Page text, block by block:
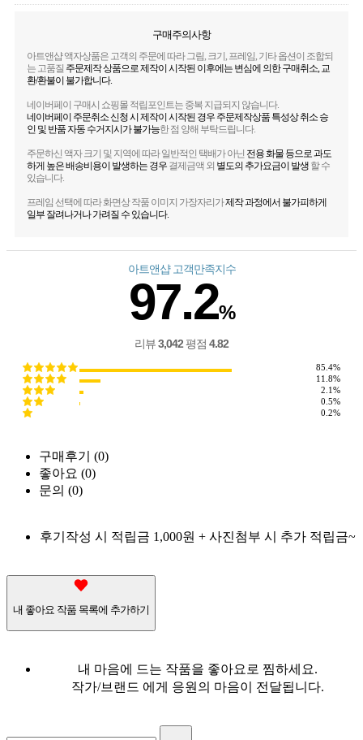
구매주의사항
아트앤샵 액자상품은 고객의 주문에 따라 그림, 크기, 프레임, 기타 옵션이 조합되
는 고품질 주문제작 상품으로 제작이 시작된 이후에는 변심에 의한 구매취소, 교
환/환불이 불가합니다.
네이버페이 구매시 쇼핑몰 적립포인트는 중복 지급되지 않습니다.
네이버페이 주문취소 신청 시 제작이 시작된 경우 주문제작상품 특성상 취소 승
인 및 반품 자동 수거지시가 불가능한 점 양해 부탁드립니다.
주문하신 액자 크기 및 지역에 따라 일반적인 택배가 아닌 전용 화물 등으로 과도
하게 높은 배송비용이 발생하는 경우 결제금액 외 별도의 추가요금이 발생 할 수
있습니다.
프레임 선택에 따라 화면상 작품 이미지 가장자리가제작 과정에서 불가피하게
일부 잘려나거나 가려질 수 있습니다.
아트앤샵 고객만족지수
97.2%
리뷰 3,042평점 4.82
85.4%
11.8%
2.1%
0.5%
0.2%
구매후기 (0)
좋아요 (0)
문의 (0)
후기작성 시 적립금 1,000원 + 사진첨부 시 추가 적립금~
내 좋아요 작품 목록에 추가하기
내 마음에 드는 작품을 좋아요로 찜하세요.
작가/브랜드 에게 응원의 마음이 전달됩니다.